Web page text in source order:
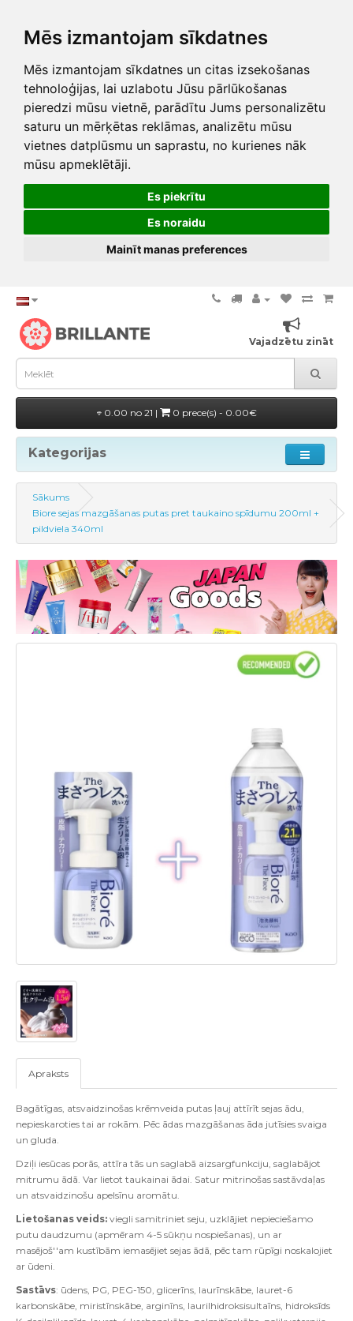
Mēs izmantojam sīkdatnes
Mēs izmantojam sīkdatnes un citas izsekošanas
tehnoloģijas, lai uzlabotu Jūsu pārlūkošanas
pieredzi mūsu vietnē, parādītu Jums personalizētu
saturu un mērķētas reklāmas, analizētu mūsu
vietnes datplūsmu un saprastu, no kurienes nāk
mūsu apmeklētāji.
Es piekrītu
Es noraidu
Mainīt manas preferences
Vajadzētu zināt
0.00 no 21 | 0 prece(s) - 0.00€
Kategorijas
Sākums
Biore sejas mazgāšanas putas pret taukaino spīdumu 200ml +
pildviela 340ml
Apraksts
Bagātīgas, atsvaidzinošas krēmveida putas ļauj attīrīt sejas ādu,
nepieskaroties tai ar rokām. Pēc ādas mazgāšanas āda jutīsies svaiga
un gluda.
Dziļi iesūcas porās, attīra tās un saglabā aizsargfunkciju, saglabājot
mitrumu ādā. Var lietot taukainai ādai. Satur mitrinošas sastāvdaļas
un atsvaidzinošu apelsīnu aromātu.
Lietošanas veids: viegli samitriniet seju, uzklājiet nepieciešamo
putu daudzumu (apmēram 4-5 sūkņu nospiešanas), un ar
masējoš''am kustībām iemasējiet sejas ādā, pēc tam rūpīgi noskalojiet
ar ūdeni.
Sastāvs: ūdens, PG, PEG-150, glicerīns, laurīnskābe, lauret-6
karbonskābe, miristīnskābe, arginīns, laurilhidroksisultaīns, hidroksīds